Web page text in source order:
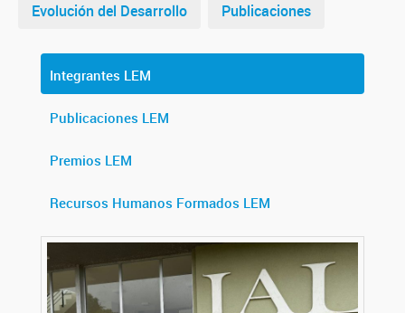
Evolución del Desarrollo Publicaciones
Integrantes LEM
Publicaciones LEM
Premios LEM
Recursos Humanos Formados LEM